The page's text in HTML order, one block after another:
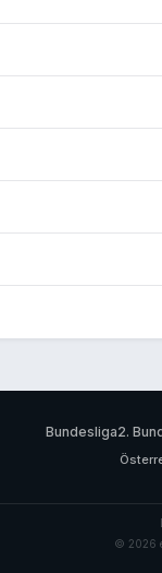
Bundesliga2.
© 2026